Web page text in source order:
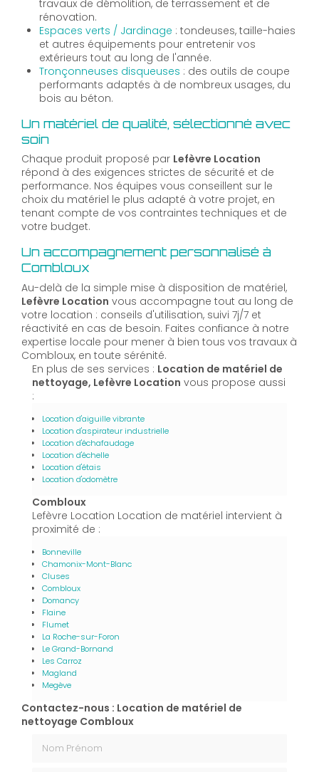
travaux de démolition, de terrassement et de
rénovation.
Espaces verts / Jardinage : tondeuses, taille-haies
et autres équipements pour entretenir vos
extérieurs tout au long de l'année.
Tronçonneuses disqueuses : des outils de coupe
performants adaptés à de nombreux usages, du
bois au béton.
Un matériel de qualité, sélectionné avec
soin
Chaque produit proposé par Lefèvre Location
répond à des exigences strictes de sécurité et de
performance. Nos équipes vous conseillent sur le
choix du matériel le plus adapté à votre projet, en
tenant compte de vos contraintes techniques et de
votre budget.
Un accompagnement personnalisé à
Combloux
Au-delà de la simple mise à disposition de matériel,
Lefèvre Location vous accompagne tout au long de
votre location : conseils d'utilisation, suivi 7j/7 et
réactivité en cas de besoin. Faites confiance à notre
expertise locale pour mener à bien tous vos travaux à
Combloux, en toute sérénité.
En plus de ses services : Location de matériel de
nettoyage, Lefèvre Location vous propose aussi
:
Location d'aiguille vibrante
Location d'aspirateur industrielle
Location d'échafaudage
Location d'échelle
Location d'étais
Location d'odomètre
Combloux
Lefèvre Location Location de matériel intervient à
proximité de :
Bonneville
Chamonix-Mont-Blanc
Cluses
Combloux
Domancy
Flaine
Flumet
La Roche-sur-Foron
Le Grand-Bornand
Les Carroz
Magland
Megève
Contactez-nous : Location de matériel de
nettoyage Combloux